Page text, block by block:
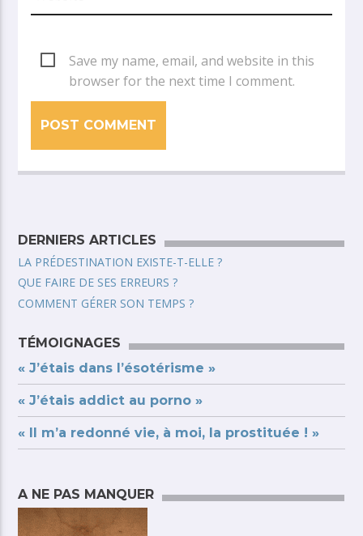
Save my name, email, and website in this
browser for the next time I comment.
DERNIERS ARTICLES
LA PRÉDESTINATION EXISTE-T-ELLE ?
QUE FAIRE DE SES ERREURS ?
COMMENT GÉRER SON TEMPS ?
TÉMOIGNAGES
« J’étais dans l’ésotérisme »
« J’étais addict au porno »
« Il m’a redonné vie, à moi, la prostituée ! »
A NE PAS MANQUER